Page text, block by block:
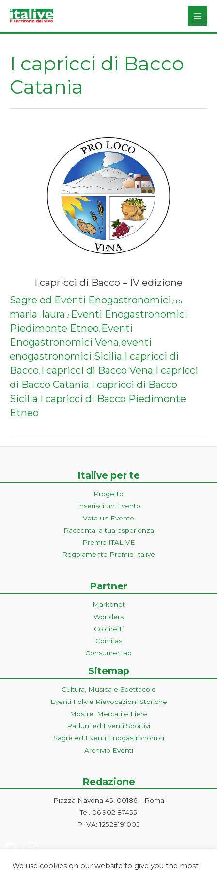
Main
I capricci di Bacco
Catania
I capricci di Bacco – IV edizione
Sagre ed Eventi Enogastronomici / Di
maria_laura / Eventi Enogastronomici
Piedimonte Etneo, Eventi
Enogastronomici Vena, eventi
enogastronomici Sicilia,
I capricci di
Bacco, I capricci di Bacco Vena,
I capricci
di Bacco Catania,
I capricci di Bacco
Sicilia,
I capricci di Bacco Piedimonte
Etneo
Italive per te
Progetto
Inserisci un Evento
Vota un Evento
Racconta la tua esperienza
Premio ITALIVE
Regolamento Premio Italive
Partner
Markonet
Wonders
Coldiretti
Comitas
ConsumerLab
Sitemap
Cultura, Musica e Spettacolo
Eventi Folk e Rievocazioni Storiche
Mostre, Mercati e Fiere
Raduni ed Eventi Sportivi
Sagre ed Eventi Enogastronomici
Archivio Eventi
Redazione
Piazza Navona 45, 00186 – Roma
Tel. 06 902 87455
P.IVA: 12528191005
We use cookies on our website to give you the most